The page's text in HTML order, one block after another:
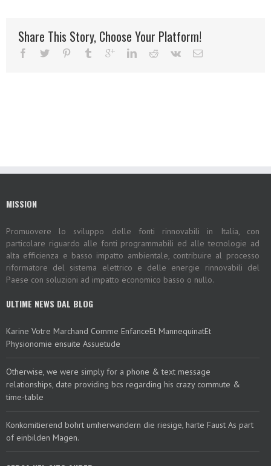
Share This Story, Choose Your Platform!
MISSION
Promuovere lo sviluppo delle fonti rinnovabili in Italia, con
particolare riguardo alle fonti programmabili ed alle tecnologie ad
alta efficienza e basso impatto ambientale, contribuire al processo
riformatore del sistema elettrico e delle energie rinnovabili del
Paese con soluzioni ad impatto economico basso o nullo.
ULTIME NEWS DAL BLOG
Karine Votre Marchand Comme EnfanceEt MannequinatEt
Physionomie ensuite Assuetude
Otherwise, we were simply for a phone & text message
relationships, date providing bcs regarding his crazy commute &
time-table
Konkomitierend bohrt umherwandern die riesige, harte Faust As part
of einbilden Magen.